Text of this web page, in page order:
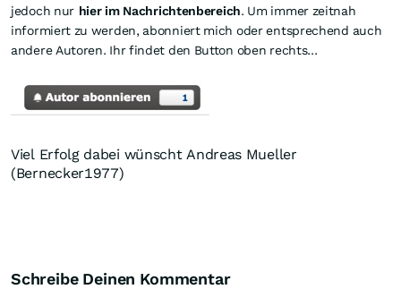
jedoch nur hier im Nachrichtenbereich. Um immer zeitnah
informiert zu werden, abonniert mich oder entsprechend auch
andere Autoren. Ihr findet den Button oben rechts...
Viel Erfolg dabei wünscht Andreas Mueller
(Bernecker1977)
Schreibe Deinen Kommentar